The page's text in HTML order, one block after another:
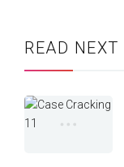
READ NEXT